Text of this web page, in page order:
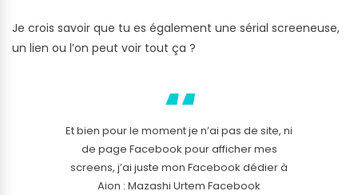
Je crois savoir que tu es également une sérial screeneuse,
un lien ou l’on peut voir tout ça ?
Et bien pour le moment je n’ai pas de site, ni
de page Facebook pour afficher mes
screens, j’ai juste mon Facebook dédier à
Aion : Mazashi Urtem Facebook